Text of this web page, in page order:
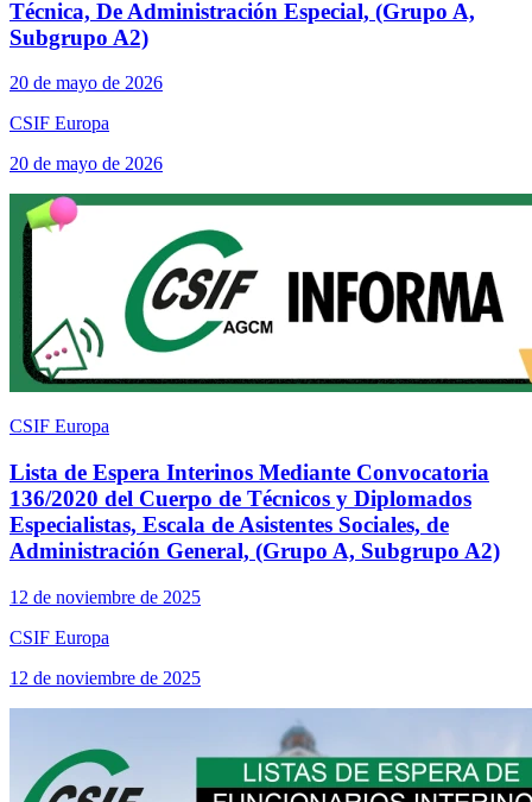
Técnica, De Administración Especial, (Grupo A,
Subgrupo A2)
20 de mayo de 2026
CSIF Europa
20 de mayo de 2026
CSIF Europa
Lista de Espera Interinos Mediante Convocatoria
136/2020 del Cuerpo de Técnicos y Diplomados
Especialistas, Escala de Asistentes Sociales, de
Administración General, (Grupo A, Subgrupo A2)
12 de noviembre de 2025
CSIF Europa
12 de noviembre de 2025